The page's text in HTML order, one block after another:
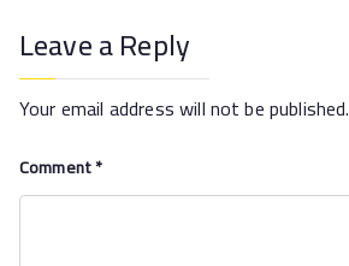
Leave a Reply
Your email address will not be published.
Comment*